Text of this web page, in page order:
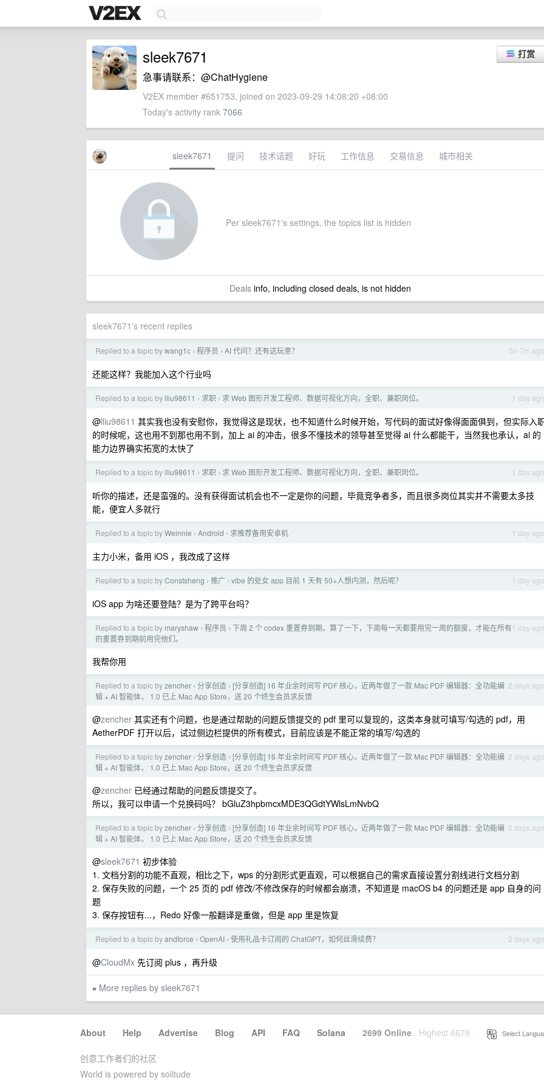
打赏
sleek7671
急事请联系：@ChatHygiene
V2EX member #651753, joined on 2023-09-29 14:08:20 +08:00
Today's activity rank 7066
sleek7671 提问 技术话题 好玩 工作信息 交易信息 城市相关
Per sleek7671's settings, the topics list is hidden
Dealsinfo, including closed deals, is not hidden
sleek7671's recent replies
5h 7m ago
Replied to a topic bywang1c › 程序员 › AI 代问？还有这玩意？
还能这样？我能加入这个行业吗
1 day ago
Replied to a topic by lliu98611 › 求职 › 求 Web 图形开发工程师、数据可视化方向，全职、兼职岗位。
@lliu98611 其实我也没有安慰你，我觉得这是现状，也不知道什么时候开始，写代码的面试好像得面面俱到，但实际入
的时候呢，这也用不到那也用不到，加上 ai 的冲击，很多不懂技术的领导甚至觉得 ai 什么都能干，当然我也承认，ai 的
能力边界确实拓宽的太快了
1 day ago
Replied to a topic by lliu98611 › 求职 › 求 Web 图形开发工程师、数据可视化方向，全职、兼职岗位。
听你的描述，还是蛮强的。没有获得面试机会也不一定是你的问题，毕竟竞争者多，而且很多岗位其实并不需要太多技
能，便宜人多就行
1 day ago
Replied to a topic byWeinnie › Android › 求推荐备用安卓机
主力小米，备用 iOS ，我改成了这样
1 day ago
Replied to a topic byConstsheng › 推广 › vibe 的处女 app 目前 1 天有 50+人想内测，然后呢？
iOS app 为啥还要登陆？是为了跨平台吗？
1 day ago
Replied to a topic by maryshaw › 程序员 › 下周 2 个 codex 重置券到期。算了一下，下周每一天都要用完一周的额度，才能在所有
的重置券到期前用完他们。
我帮你用
2 days ago
Replied to a topic byzencher › 分享创造 › [分享创造] 16 年业余时间写 PDF 核心，近两年做了一款 Mac PDF 编辑器：全功能编
辑 + AI 智能体， 1.0 已上 Mac App Store，送 20 个终生会员求反馈
@zencher 其实还有个问题，也是通过帮助的问题反馈提交的 pdf 里可以复现的，这类本身就可填写/勾选的 pdf，用
AetherPDF 打开以后，试过侧边栏提供的所有模式，目前应该是不能正常的填写/勾选的
2 days ago
Replied to a topic byzencher › 分享创造 › [分享创造] 16 年业余时间写 PDF 核心，近两年做了一款 Mac PDF 编辑器：全功能编
辑 + AI 智能体， 1.0 已上 Mac App Store，送 20 个终生会员求反馈
@zencher 已经通过帮助的问题反馈提交了。
所以，我可以申请一个兑换码吗？ bGluZ3hpbmcxMDE3QGdtYWlsLmNvbQ
2 days ago
Replied to a topic byzencher › 分享创造 › [分享创造] 16 年业余时间写 PDF 核心，近两年做了一款 Mac PDF 编辑器：全功能编
辑 + AI 智能体， 1.0 已上 Mac App Store，送 20 个终生会员求反馈
@sleek7671 初步体验
1. 文档分割的功能不直观，相比之下，wps 的分割形式更直观，可以根据自己的需求直接设置分割线进行文档分割
2. 保存失败的问题，一个 25 页的 pdf 修改/不修改保存的时候都会崩溃，不知道是 macOS b4 的问题还是 app 自身的问
题
3. 保存按钮有...，Redo 好像一般翻译是重做，但是 app 里是恢复
2 days ago
Replied to a topic byandforce › OpenAI › 使用礼品卡订阅的 ChatGPT，如何丝滑续费？
@CloudMx 先订阅 plus ，再升级
» More replies by sleek7671
About · Help · Advertise · Blog · API · FAQ · Solana · 2699 Online Highest 6679 Select
创意工作者们的社区
World is powered by solitude